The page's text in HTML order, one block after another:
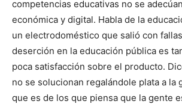
competencias educativas no se
económica y digital. Habla de la
un electrodoméstico que salió con
deserción en la educación pública es
poca satisfacción sobre el producto.
no se solucionan regalándole plata a la
que es de los que piensa que la gente